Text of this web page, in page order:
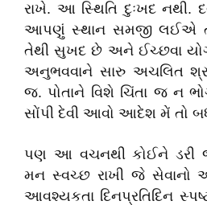
રાખે. આ સ્થિતિ દુઃખદ નથી.
આપણું સ્થાન સમજી લઈએ
તેથી સુખદ છે અને ઈચ્છવા
અનુભવવાને સારુ અચલિત
જ. પોતાને વિશે ચિંતા જ ન
સોંપી દેવી આવો આદેશ મેં તો
પણ આ વચનથી કોઈને ડરી
મન સ્વચ્છ રાખી જે
આવશ્યકતા દિનપ્રતિદિન